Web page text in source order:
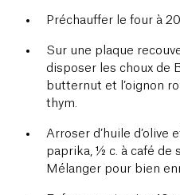
Préchauffer le four à
Sur une plaque
disposer les choux de
butternut et l’oignon
thym.
Arroser d’huile d’olive
paprika, ½ c. à café de
Mélanger pour bien